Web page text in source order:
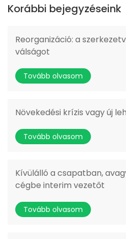
Korábbi bejegyzéseink
Reorganizáció: a
válságot
Tovább olvasom
Növekedési krízis vagy új
Tovább olvasom
Kívülálló a csapatban,
cégbe interim vezetőt
Tovább olvasom